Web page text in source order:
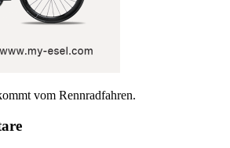
vom Rennradfahren.